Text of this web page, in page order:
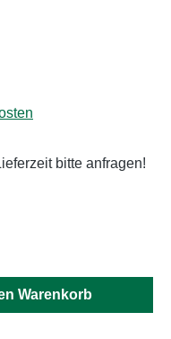
bitte anfragen!
gewünschten
Warenkorb